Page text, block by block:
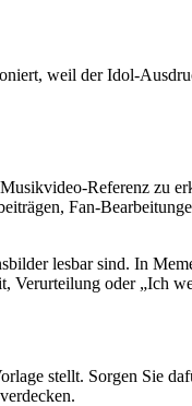
weil der Idol-
Referenz zu
Fan-
lesbar sind. In
oder „Ich
stellt. Sorgen Sie